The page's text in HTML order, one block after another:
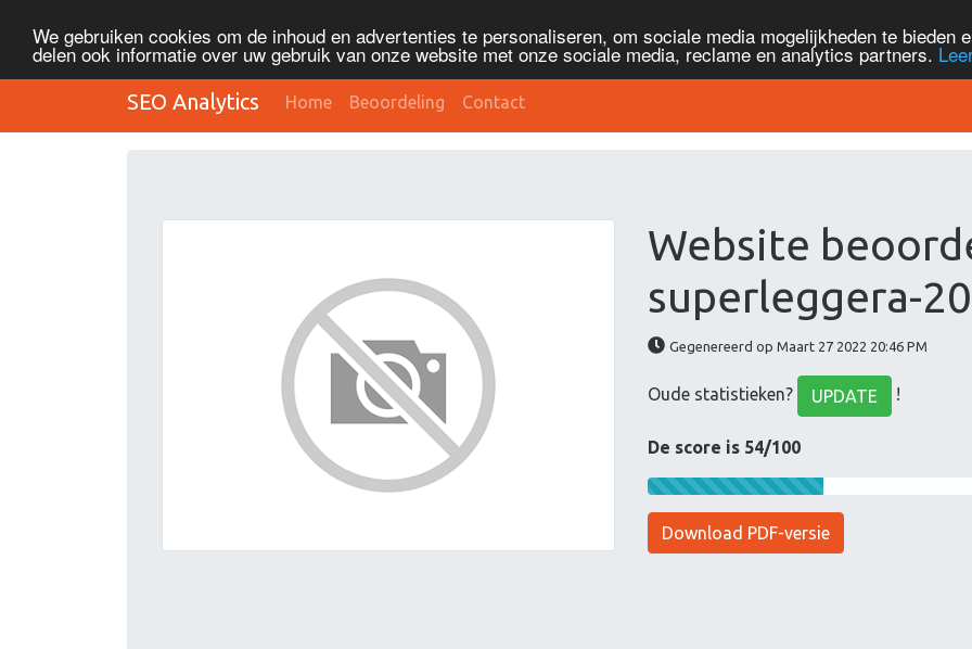
We gebruiken cookies om de inhoud en advertenties te personaliseren, om sociale media mogelijkheden te bieden
delen ook informatie over uw gebruik van onze website met onze sociale media, reclame en analytics partners.
SEO Analytics Home Beoordeling Contact
Website
superleggera-
Gegenereerd op Maart 27 2022 20:46 PM
Oude statistieken? UPDATE !
De score is 54/100
Download PDF-versie